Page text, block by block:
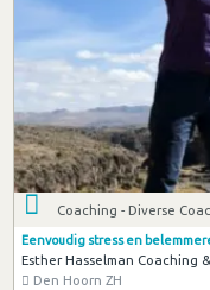
Coaching - Diverse
Eenvoudig stress en
Esther Hasselman Coaching
Den Hoorn ZH